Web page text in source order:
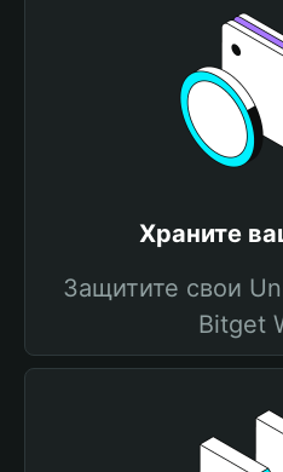
Храните
Защитите свои
Bitget